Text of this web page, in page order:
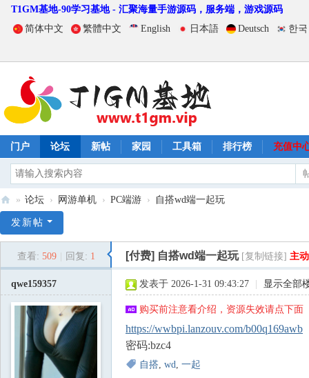
T1GM基地-90学习基地 - 汇聚海量手游源码，服务端，游戏源码
简体中文
繁體中文 English 日本語 Deutsch 한
门户 论坛 新帖 家园 工具箱 排行榜 充值中
1
» 论坛 › 网游单机 › PC端游 › 自搭wd端一起玩
发新帖
查看: 509 回复: 1 [付费] 自搭wd端一起玩 [复制链接] 主
qwe159357 发表于 2026-1-31 09:43:27 显示全部
购买前注意看介绍，资源失效请点下
https://wwbpi.lanzouv.com/b00q169awb
密码:bzc4
自搭, wd, 一起